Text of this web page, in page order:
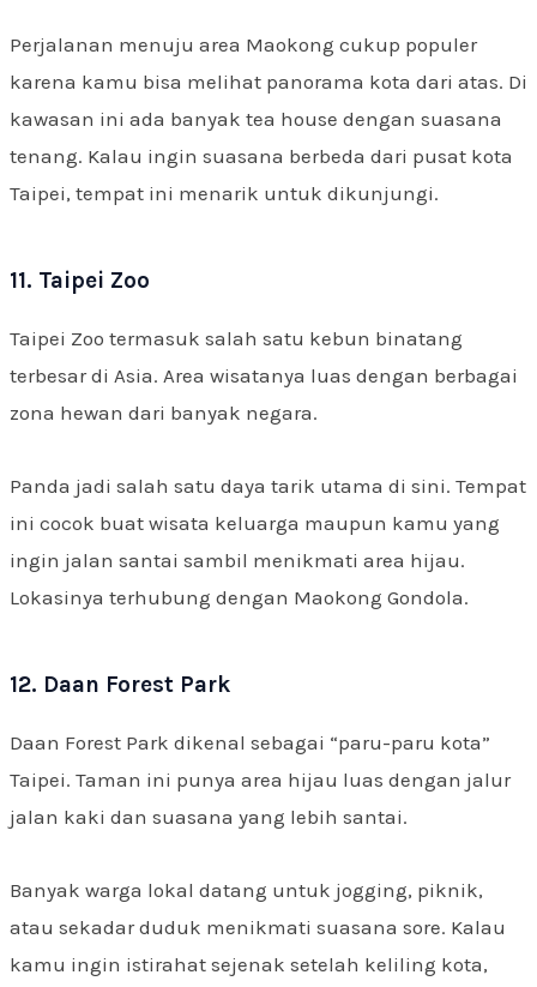
Perjalanan menuju area Maokong cukup populer
karena kamu bisa melihat panorama kota dari atas. Di
kawasan ini ada banyak tea house dengan suasana
tenang. Kalau ingin suasana berbeda dari pusat kota
Taipei, tempat ini menarik untuk dikunjungi.
11. Taipei Zoo
Taipei Zoo termasuk salah satu kebun binatang
terbesar di Asia. Area wisatanya luas dengan berbagai
zona hewan dari banyak negara.
Panda jadi salah satu daya tarik utama di sini. Tempat
ini cocok buat wisata keluarga maupun kamu yang
ingin jalan santai sambil menikmati area hijau.
Lokasinya terhubung dengan Maokong Gondola.
12. Daan Forest Park
Daan Forest Park dikenal sebagai “paru-paru kota”
Taipei. Taman ini punya area hijau luas dengan jalur
jalan kaki dan suasana yang lebih santai.
Banyak warga lokal datang untuk jogging, piknik,
atau sekadar duduk menikmati suasana sore. Kalau
kamu ingin istirahat sejenak setelah keliling kota,